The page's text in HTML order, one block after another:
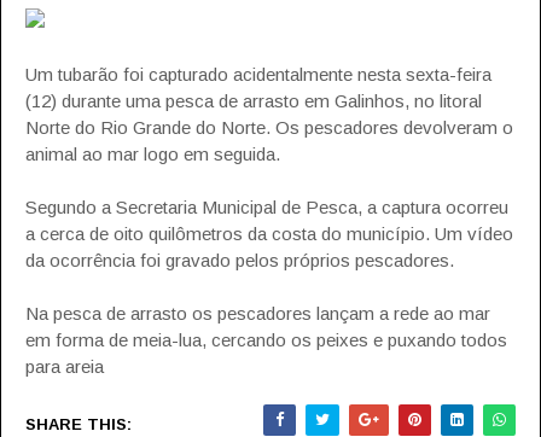
Um tubarão foi capturado acidentalmente nesta sexta-feira
(12) durante uma pesca de arrasto em Galinhos, no litoral
Norte do Rio Grande do Norte. Os pescadores devolveram o
animal ao mar logo em seguida.
Segundo a Secretaria Municipal de Pesca, a captura ocorreu
a cerca de oito quilômetros da costa do município. Um vídeo
da ocorrência foi gravado pelos próprios pescadores.
Na pesca de arrasto os pescadores lançam a rede ao mar
em forma de meia-lua, cercando os peixes e puxando todos
para areia
SHARE THIS: